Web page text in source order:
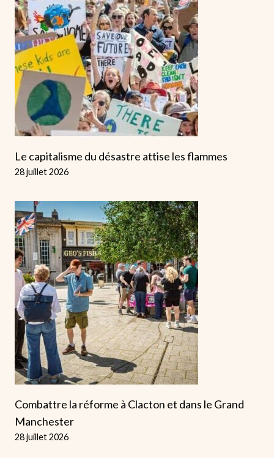
Le capitalisme du désastre attise les flammes
28 juillet 2026
Combattre la réforme à Clacton et dans le Grand
Manchester
28 juillet 2026